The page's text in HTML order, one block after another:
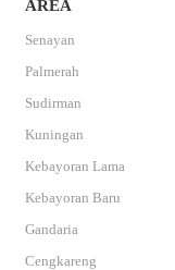
AREA
Senayan
Palmerah
Sudirman
Kuningan
Kebayoran Lama
Kebayoran Baru
Gandaria
Cengkareng